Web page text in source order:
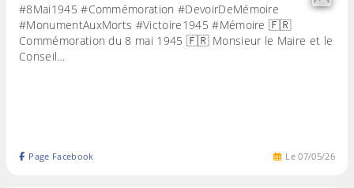
#8Mai1945 #Commémoration #DevoirDeMémoire
#MonumentAuxMorts #Victoire1945 #Mémoire 🇫🇷
Commémoration du 8 mai 1945 🇫🇷 Monsieur le Maire et le
Conseil…
Le07/05/26
Page Facebook